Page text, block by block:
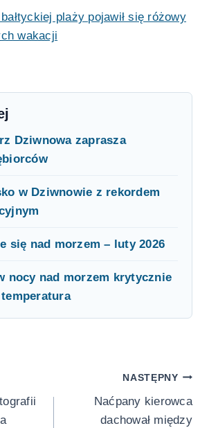
plaży pojawił się różowy
wakacji
Dziwnowa zaprasza
w Dziwnowie z rekordem
się nad morzem – luty 2026
nocy nad morzem krytycznie
NASTĘPNY
Naćpany kierowca
dachował między